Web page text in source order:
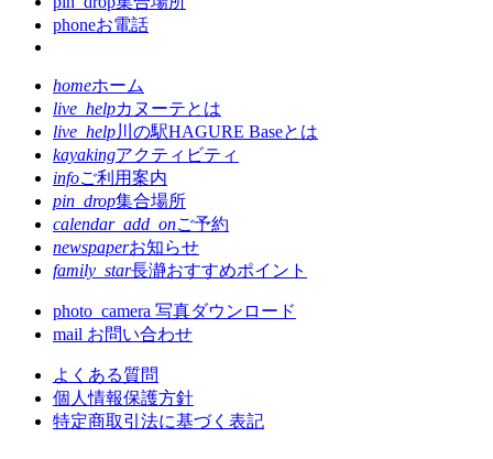
phoneお電話
homeホーム
live_helpカヌーテとは
live_help川の駅HAGURE Baseとは
kayakingアクティビティ
infoご利用案内
pin_drop集合場所
calendar_add_onご予約
newspaperお知らせ
family_star長瀞おすすめポイント
photo_camera 写真ダウンロード
mail お問い合わせ
よくある質問
個人情報保護方針
特定商取引法に基づく表記